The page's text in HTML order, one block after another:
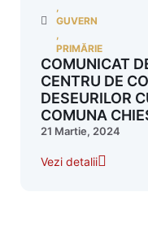
,
GUVERN
,
PRIMĂRIE
COMUNICAT
CENTRU DE
DESEURILOR
COMUNA
21 Martie, 2024
Vezi detalii